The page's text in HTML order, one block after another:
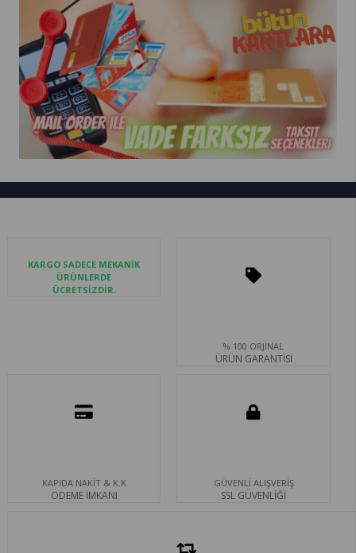
KARGO SADECE MEKANİK
ÜRÜNLERDE
ÜCRETSİZDİR.
% 100 ORJİNAL
ÜRÜN GARANTİSİ
KAPIDA NAKİT & K.K
ÖDEME İMKANI
GÜVENLİ ALIŞVERİŞ
SSL GÜVENLİĞİ